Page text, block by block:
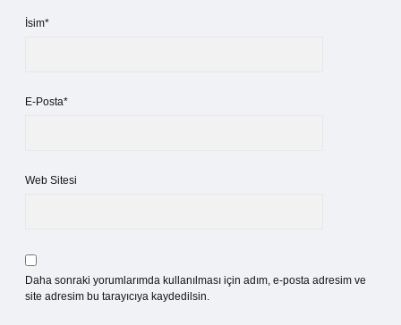
İsim*
E-Posta*
Web Sitesi
Daha sonraki yorumlarımda kullanılması için adım, e-posta adresim ve
site adresim bu tarayıcıya kaydedilsin.